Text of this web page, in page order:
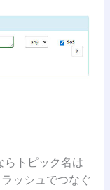
らトピック名は
ッシュでつなぐ